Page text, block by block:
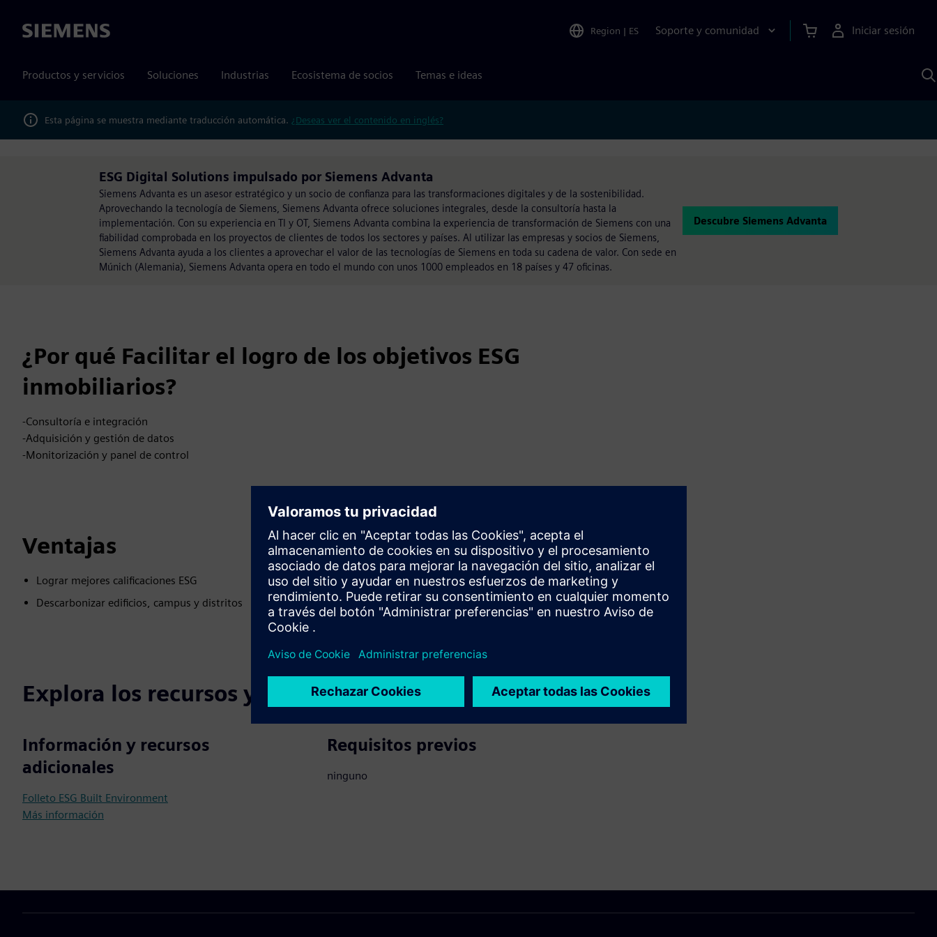
Siemens Region | ES Soporte y comunidad Iniciar sesión
Productos y servicios Soluciones Industrias Ecosistema de socios Temas e ideas
Esta página se muestra mediante traducción automática. ¿Deseas ver el contenido en inglés?
ESG Digital Solutions impulsado por Siemens Advanta
Siemens Advanta es un asesor estratégico y un socio de confianza para las transformaciones digitales y de la sostenibilidad.
Aprovechando la tecnología de Siemens, Siemens Advanta ofrece soluciones integrales, desde la consultoría hasta la
implementación. Con su experiencia en TI y OT, Siemens Advanta combina la experiencia de transformación de Siemens con una
fiabilidad comprobada en los proyectos de clientes de todos los sectores y países. Al utilizar las empresas y socios de Siemens,
Siemens Advanta ayuda a los clientes a aprovechar el valor de las tecnologías de Siemens en toda su cadena de valor. Con sede en
Múnich (Alemania), Siemens Advanta opera en todo el mundo con unos 1000 empleados en 18 países y 47 oficinas.
Descubre Siemens Advanta
¿Por qué Facilitar el logro de los objetivos ESG
inmobiliarios?
-Consultoría e integración
-Adquisición y gestión de datos
-Monitorización y panel de control
Ventajas
Lograr mejores calificaciones ESG
Descarbonizar edificios, campus y distritos
Explora los recursos y los productos relacionados
Información y recursos
adicionales
Folleto ESG Built Environment
Más información
Requisitos previos
ninguno